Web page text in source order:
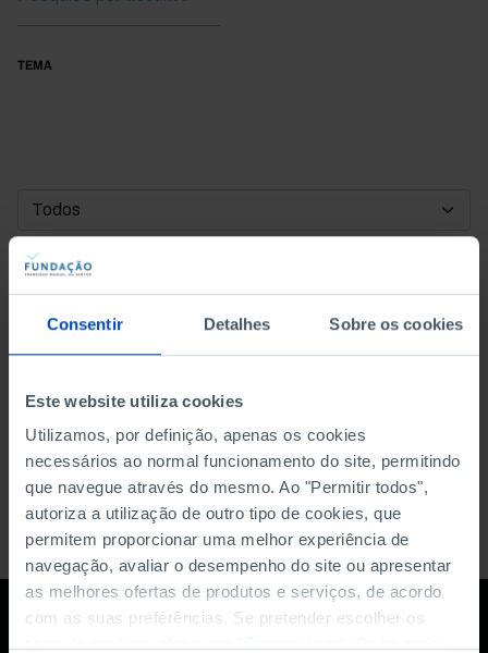
Consentir Detalhes Sobre os cookies
Este website utiliza cookies
Utilizamos, por definição, apenas os cookies
necessários ao normal funcionamento do site, permitindo
que navegue através do mesmo. Ao "Permitir todos",
autoriza a utilização de outro tipo de cookies, que
permitem proporcionar uma melhor experiência de
navegação, avaliar o desempenho do site ou apresentar
as melhores ofertas de produtos e serviços, de acordo
com as suas preferências. Se pretender escolher os
TEMA
DATA DE INÍCIO
DATA DE FIM